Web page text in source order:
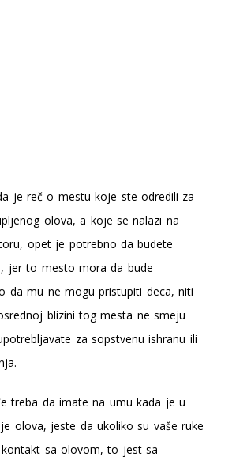
je reč o mestu koje ste odredili za
olova, a koje se nalazi na
opet je potrebno da budete
jer to mesto mora da bude
da mu ne mogu pristupiti deca, niti
blizini tog mesta ne smeju
za sopstvenu ishranu ili
treba da imate na umu kada je u
olova, jeste da ukoliko su vaše ruke
sa olovom, to jest sa